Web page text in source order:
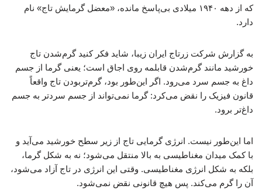
که از دهه ۱۹۴۰ میلادی بی‌پاسخ مانده، «معضل گرمایش تاج» نام
دارد.
به گزارش شرکت زرتاج ایران زیبا، شاید فکر کنید گرم‌شدن تاج
خورشید مانند گرم‌شدن قابلمه روی اجاق است؛ یعنی گرما از جسم
داغ به جسم سرد می‌رود. اگر این‌طور بود، گرم‌تربودن تاج واقعاً
قانون فیزیک را نقض می‌کرد: گرما نمی‌تواند از جسم سردتر به جسم
داغ‌تر برود.
اما این‌طور نیست. انرژی گرمایی تاج از زیر سطح خورشید می‌آید و
با کمک میدان مغناطیسی به بالا منتقل می‌شود؛ نه به شکل گرما،
بلکه به شکل انرژی مغناطیسی. وقتی این انرژی در تاج آزاد می‌شود،
آن را گرم می‌کند. پس هیچ قانونی نقض نمی‌شود.